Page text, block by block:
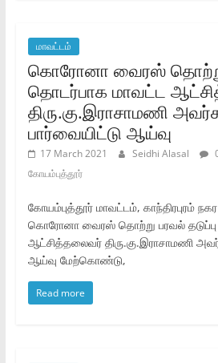
மாவட்டம்
கொரோனா வைரஸ்‌ தொற்று
தொடர்பாக மாவட்ட
திரு.கு.இராசாமணி
பார்வையிட்டு ஆய்வு
17 March 2021 Seidhi Alasal
கோயம்புத்தூர்
கோயம்புத்தூர்‌ மாவட்டம்‌, காந்திரபுரம்‌
கொரோனா வைரஸ்‌ தொற்று பரவல்‌
ஆட்சித்தலைவர்‌ திரு.கு.இராசாமணி
ஆய்வு மேற்கொண்டு,
Read more